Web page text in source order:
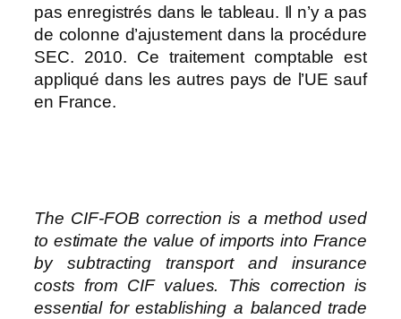
pas enregistrés dans le tableau. Il n’y a pas
de colonne d’ajustement dans la procédure
SEC. 2010. Ce traitement comptable est
appliqué dans les autres pays de l’UE sauf
en France.
The CIF-FOB correction is a method used
to estimate the value of imports into France
by subtracting transport and insurance
costs from CIF values. This correction is
essential for establishing a balanced trade